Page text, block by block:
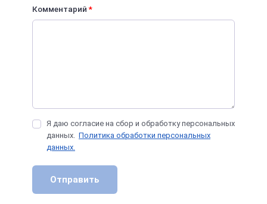
Комментарий*
Я даю согласие на сбор и обработку персональных
данных. Политика обработки персональных
данных.
Отправить